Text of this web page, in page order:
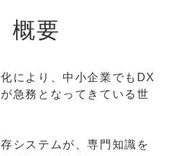
概要
により、中小企業でもDX
急務となってきている世
システムが、専門知識を